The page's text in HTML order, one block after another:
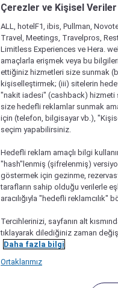
Çerezler ve Kişisel Veriler
ALL, hotelF1, ibis, Pullman,
Travel, Meetings, Travelpros,
Limitless Experiences ve Hera.
amaçlarla erişmek veya bu
ettiğiniz hizmetleri size sunmak
kişiselleştirmek; (iii) sitelerin
"nakit iadesi" (cashback) hizmeti
size hedefli reklamlar sunmak
için (telefon, bilgisayar vb.),
seçim yapabilirsiniz.
Hedefli reklam amaçlı bilgi
"hash"lenmiş (şifrelenmiş)
göstermek için gezinme,
tarafların sahip olduğu verilerle
aracılığıyla "hedefli reklamcılık"
Tercihlerinizi, sayfanın alt
tıklayarak dilediğiniz zaman
Daha fazla bilgi
Ortaklarımız